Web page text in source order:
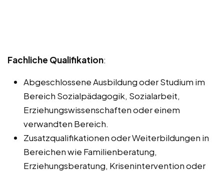
Fachliche Qualifikation:
Abgeschlossene Ausbildung oder Studium im
Bereich Sozialpädagogik, Sozialarbeit,
Erziehungswissenschaften oder einem
verwandten Bereich.
Zusatzqualifikationen oder Weiterbildungen in
Bereichen wie Familienberatung,
Erziehungsberatung, Krisenintervention oder